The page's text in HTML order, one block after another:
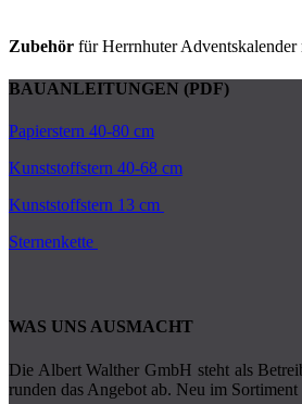
Zubehör für Herrnhuter
BAUANLEITUNGEN (PDF)
Papierstern 40-80 cm
Kunststoffstern 40-68 cm
Kunststoffstern 13 cm
Sternenkette
WAS UNS AUSMACHT
Die Albert Walther GmbH steht als
runden das Angebot ab. Neu im